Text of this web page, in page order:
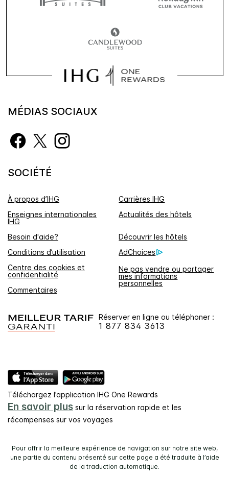
MÉDIAS SOCIAUX
SOCIÉTÉ
À propos d’IHG
Carrières IHG
Enseignes internationales
IHG
Actualités des hôtels
Besoin d'aide?
Découvrir les hôtels
Conditions d’utilisation
AdChoices
Centre des cookies et
confidentialité
Ne pas vendre ou partager
mes informations
personnelles
Commentaires
Réserver en ligne ou téléphoner :
1 877 834 3613
Téléchargez l’application IHG One Rewards
En savoir plus sur la réservation rapide et les
récompenses sur vos voyages
Pour offrir la meilleure expérience de navigation sur notre site web,
une partie du contenu présenté sur cette page a été traduite à l’aide
de la traduction automatique.